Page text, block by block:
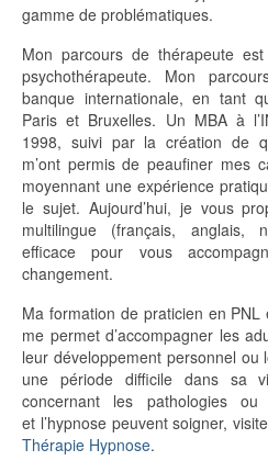
gamme de problématiques.
Mon parcours de thérapeute
psychothérapeute. Mon
banque internationale, en tant
Paris et Bruxelles. Un MBA à
1998, suivi par la création de
m’ont permis de peaufiner mes
moyennant une expérience
le sujet. Aujourd’hui, je vous
multilingue (français, anglais,
efficace pour vous
changement.
Ma formation de praticien en
me permet d’accompagner les
leur développement personnel ou
une période difficile dans sa
concernant les pathologies
et l’hypnose peuvent soigner,
Thérapie Hypnose.